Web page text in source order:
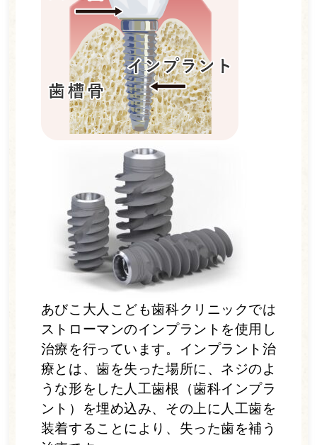
あびこ大人こども歯科クリニックでは
ストローマンのインプラントを使用し
治療を行っています。インプラント治
療とは、歯を失った場所に、ネジのよ
うな形をした人工歯根（歯科インプラ
ント）を埋め込み、その上に人工歯を
装着することにより、失った歯を補う
ホーム
医師紹介
診療案内
一般歯科
小児歯科
ホワイトニング
訪問歯科
予防歯科
矯正歯科
インプラント
診療の流れ
料金表
院内紹介